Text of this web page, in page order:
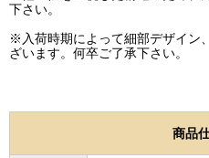
下さい。
※入荷時期によって細部デザイン
ざいます。何卒ご了承下さい。
商品